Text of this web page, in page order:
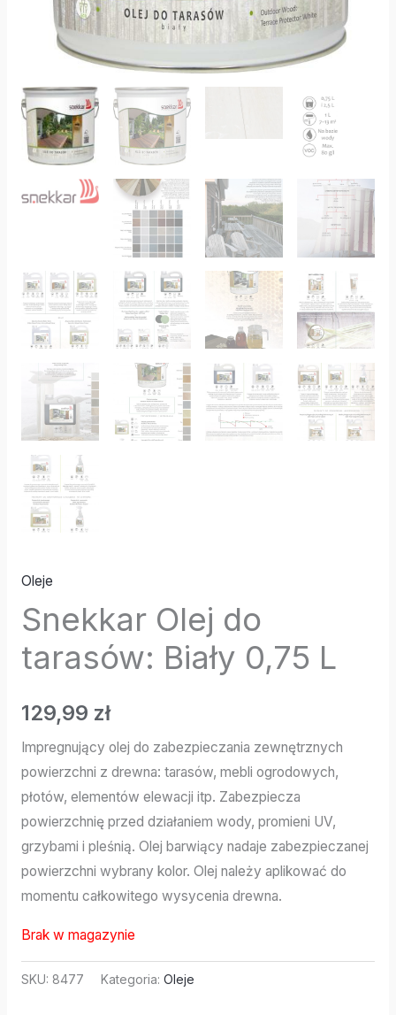
Oleje
Snekkar Olej do
tarasów: Biały 0,75 L
129,99 zł
Impregnujący olej do zabezpieczania zewnętrznych
powierzchni z drewna: tarasów, mebli ogrodowych,
płotów, elementów elewacji itp. Zabezpiecza
powierzchnię przed działaniem wody, promieni UV,
grzybami i pleśnią. Olej barwiący nadaje zabezpieczanej
powierzchni wybrany kolor. Olej należy aplikować do
momentu całkowitego wysycenia drewna.
Brak w magazynie
SKU: 8477 Kategoria: Oleje